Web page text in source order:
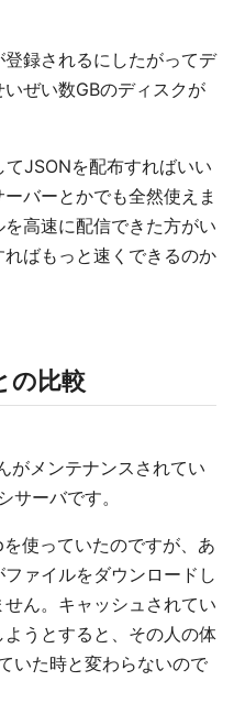
録されるにしたがってデ
ぜい数GBのディスクが
JSONを配布すればいい
バーとかでも全然使えま
高速に配信できた方がい
ばもっと速くできるのか
比較
がメンテナンスされてい
ーバです。
使っていたのですが、あ
ァイルをダウンロードし
ん。キャッシュされてい
うとすると、その人の体
いた時と変わらないので